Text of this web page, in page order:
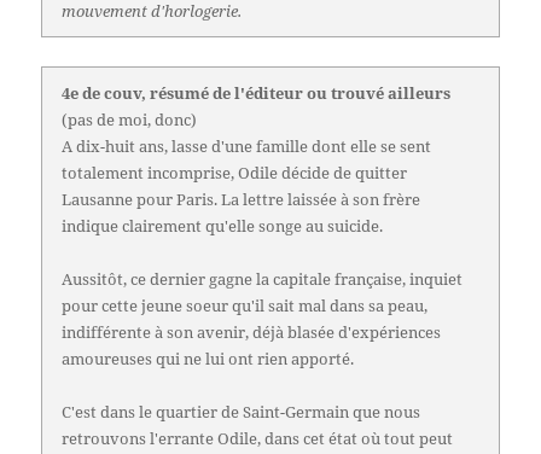
mouvement d'horlogerie.
4e de couv, résumé de l'éditeur ou trouvé ailleurs
(pas de moi, donc)
A dix-huit ans, lasse d'une famille dont elle se sent
totalement incomprise, Odile décide de quitter
Lausanne pour Paris. La lettre laissée à son frère
indique clairement qu'elle songe au suicide.
Aussitôt, ce dernier gagne la capitale française, inquiet
pour cette jeune soeur qu'il sait mal dans sa peau,
indifférente à son avenir, déjà blasée d'expériences
amoureuses qui ne lui ont rien apporté.
C'est dans le quartier de Saint-Germain que nous
retrouvons l'errante Odile, dans cet état où tout peut